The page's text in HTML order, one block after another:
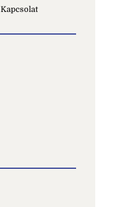
Kapcsolat